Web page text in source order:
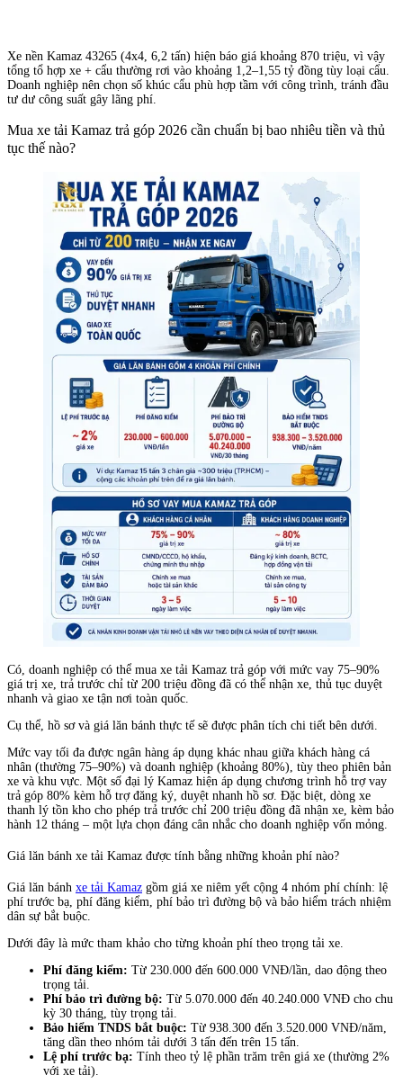
Xe nền Kamaz 43265 (4x4, 6,2 tấn) hiện báo giá khoảng 870 triệu, vì vậy
tổng tổ hợp xe + cẩu thường rơi vào khoảng 1,2–1,55 tỷ đồng tùy loại cẩu.
Doanh nghiệp nên chọn số khúc cẩu phù hợp tầm với công trình, tránh đầu
tư dư công suất gây lãng phí.
Mua xe tải Kamaz trả góp 2026 cần chuẩn bị bao nhiêu tiền và thủ
tục thế nào?
Có, doanh nghiệp có thể mua xe tải Kamaz trả góp với mức vay 75–90%
giá trị xe, trả trước chỉ từ 200 triệu đồng đã có thể nhận xe, thủ tục duyệt
nhanh và giao xe tận nơi toàn quốc.
Cụ thể, hồ sơ và giá lăn bánh thực tế sẽ được phân tích chi tiết bên dưới.
Mức vay tối đa được ngân hàng áp dụng khác nhau giữa khách hàng cá
nhân (thường 75–90%) và doanh nghiệp (khoảng 80%), tùy theo phiên bản
xe và khu vực. Một số đại lý Kamaz hiện áp dụng chương trình hỗ trợ vay
trả góp 80% kèm hỗ trợ đăng ký, duyệt nhanh hồ sơ. Đặc biệt, dòng xe
thanh lý tồn kho cho phép trả trước chỉ 200 triệu đồng đã nhận xe, kèm bảo
hành 12 tháng – một lựa chọn đáng cân nhắc cho doanh nghiệp vốn mỏng.
Giá lăn bánh xe tải Kamaz được tính bằng những khoản phí nào?
Giá lăn bánh xe tải Kamaz gồm giá xe niêm yết cộng 4 nhóm phí chính: lệ
phí trước bạ, phí đăng kiểm, phí bảo trì đường bộ và bảo hiểm trách nhiệm
dân sự bắt buộc.
Dưới đây là mức tham khảo cho từng khoản phí theo trọng tải xe.
Phí đăng kiểm: Từ 230.000 đến 600.000 VNĐ/lần, dao động theo
trọng tải.
Phí bảo trì đường bộ: Từ 5.070.000 đến 40.240.000 VNĐ cho chu
kỳ 30 tháng, tùy trọng tải.
Bảo hiểm TNDS bắt buộc: Từ 938.300 đến 3.520.000 VNĐ/năm,
tăng dần theo nhóm tải dưới 3 tấn đến trên 15 tấn.
Lệ phí trước bạ: Tính theo tỷ lệ phần trăm trên giá xe (thường 2%
với xe tải).